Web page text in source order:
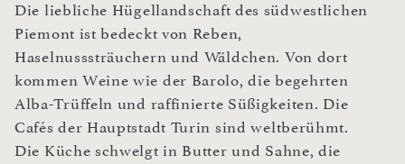
Die liebliche Hügellandschaft des südwestlichen
Piemont ist bedeckt von Reben,
Haselnusssträuchern und Wäldchen. Von dort
kommen Weine wie der Barolo, die begehrten
Alba-Trüffeln und raffinierte Süßigkeiten. Die
Cafés der Hauptstadt Turin sind weltberühmt.
Die Küche schwelgt in Butter und Sahne, die